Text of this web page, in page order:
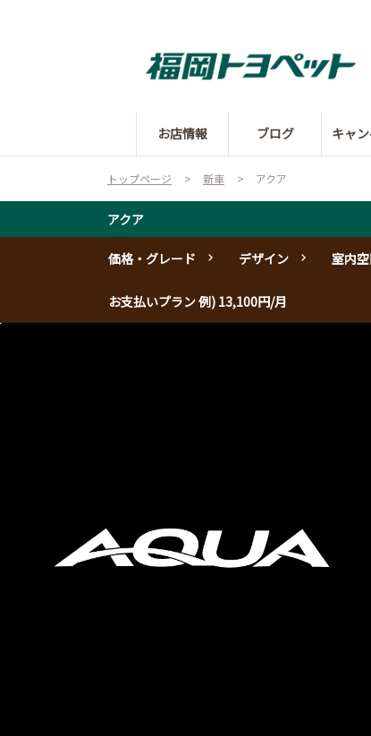
お店情報 ブログ キャ
トップページ 新車 アクア
アクア
価格・グレード デザイン 室内
お支払いプラン 例) 13,100円/月